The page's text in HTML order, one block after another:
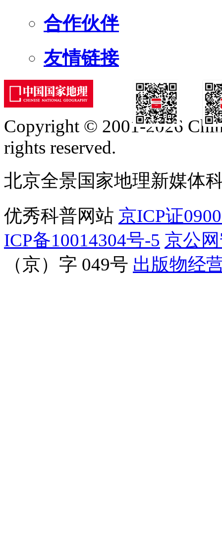
合作伙伴
友情链接
订阅号
Copyright © 2001-2026
rights reserved.
北京全景国家地理新媒体
优秀科普网站 京ICP证
ICP备10014304号-5 京公
（京）字 049号 出版物经